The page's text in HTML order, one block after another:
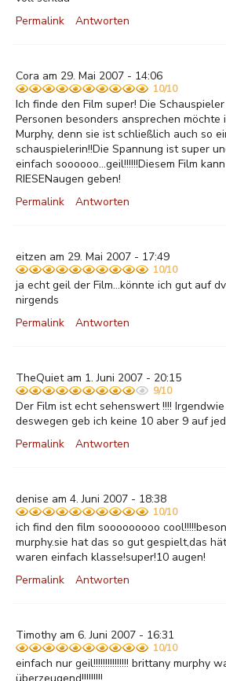
Permalink
Antworten
Cora am 29. Mai 2007 - 14:06
10/10
Ich finde den Film super! Die
Personen besonders ansprechen
Murphy, denn sie ist schließlich auch so
schauspielerin!!Die Spannung ist super
einfach soooooo...geil!!!!!!Diesem Film
RIESENaugen geben!
Permalink
Antworten
eitzen am 29. Mai 2007 - 17:49
10/10
ja echt geil der Film...könnte ich gut auf
nirgends
Permalink
Antworten
TheQuiet am 1. Juni 2007 - 20:15
9/10
Der Film ist echt sehenswert !!!!
deswegen geb ich keine 10 aber 9 auf
Permalink
Antworten
denise am 4. Juni 2007 - 18:38
10/10
ich find den film sooooooooo
murphy.sie hat das so gut gespielt,das
waren einfach klasse!super!10 augen!
Permalink
Antworten
Timothy am 6. Juni 2007 - 16:31
10/10
einfach nur geil!!!!!!!!!!!!!!! brittany murphy